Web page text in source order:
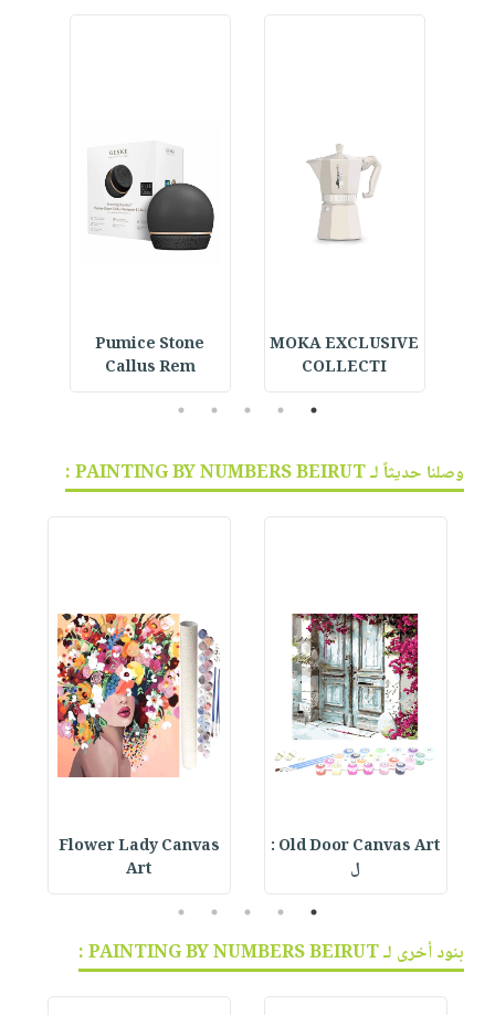
MOKA EXCLUSIVE
COLLECTI
Pumice Stone
Callus Rem
1
2
3
4
5
وصلنا حديثاً لـ PAINTING BY NUMBERS BEIRUT :
Old Door Canvas Art :
ل
Flower Lady Canvas
Art
1
2
3
4
5
بنود أخرى لـ PAINTING BY NUMBERS BEIRUT :